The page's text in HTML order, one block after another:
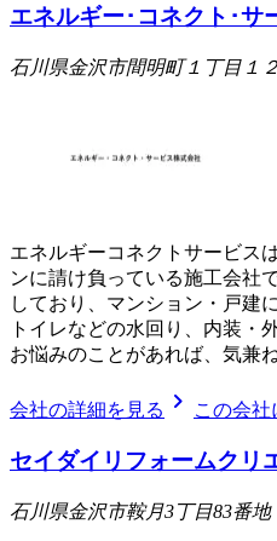
エネルギー･コネクト･サ
石川県金沢市間明町１丁目１
エネルギーコネクトサービス
ンに請け負っている施工会社
しており、マンション・戸建
トイレなどの水回り、内装・
お悩みのことがあれば、気兼
会社の詳細を見る chevron_right この会社
セイダイリフォームクリ
石川県金沢市鞍月3丁目83番地